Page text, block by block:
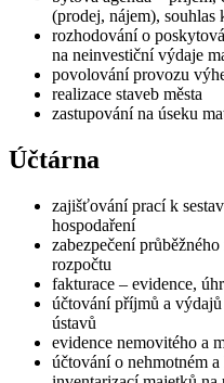
(prodej, nájem), souhlas
rozhodování o
na neinvestiční výdaje
povolování provozu
realizace staveb města
zastupování na úseku
Účtárna
zajišťování prací k
hospodaření
zabezpečení
rozpočtu
fakturace – evidence,
účtování příjmů a
ústavů
evidence nemovitého a
účtování o nehmotném